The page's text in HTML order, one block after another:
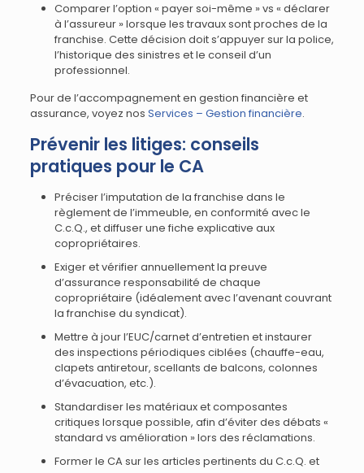
Comparer l’option « payer soi-même » vs « déclarer
à l’assureur » lorsque les travaux sont proches de la
franchise. Cette décision doit s’appuyer sur la police,
l’historique des sinistres et le conseil d’un
professionnel.
Pour de l’accompagnement en gestion financière et
assurance, voyez nos Services – Gestion financière.
Prévenir les litiges: conseils
pratiques pour le CA
Préciser l’imputation de la franchise dans le
règlement de l’immeuble, en conformité avec le
C.c.Q., et diffuser une fiche explicative aux
copropriétaires.
Exiger et vérifier annuellement la preuve
d’assurance responsabilité de chaque
copropriétaire (idéalement avec l’avenant couvrant
la franchise du syndicat).
Mettre à jour l’EUC/carnet d’entretien et instaurer
des inspections périodiques ciblées (chauffe-eau,
clapets antiretour, scellants de balcons, colonnes
d’évacuation, etc.).
Standardiser les matériaux et composantes
critiques lorsque possible, afin d’éviter des débats «
standard vs amélioration » lors des réclamations.
Former le CA sur les articles pertinents du C.c.Q. et